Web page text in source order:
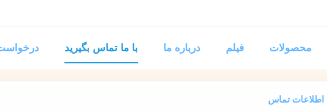
محصولات فیلم درباره ما با ما تماس بگیرید